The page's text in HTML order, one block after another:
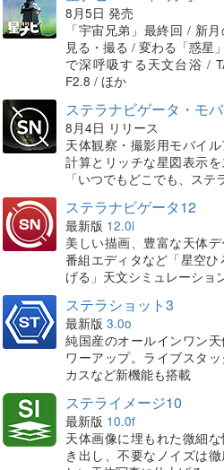
8月5日 発売
「宇宙兄弟」最終回 / 新
見る・撮る / 変わる「惑星
で深呼吸する天文台浴 /
F2.8 / ほか
ステラナビゲータ・モ
8月4日 リリース
天体観察・撮影用モバイ
計算とリッチな星図表示
「いつでもどこでも、ステ
ステラナビゲータ12
最新版 12.0i
美しい描画、豊富な天体
番組エディタなど「星空ひ
げる」天文シミュレーショ
ステラショット3
最新版 3.0o
純国産のオールインワン
ワーアップ。ライブスタ
カスなど新機能も搭載
ステライメージ10
最新版 10.0f
天体画像に埋もれた微細
き出し、不要なノイズは